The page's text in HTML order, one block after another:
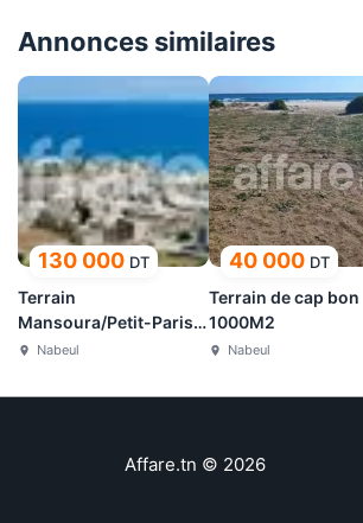
Annonces similaires
130 000 DT
Terrain
Mansoura/Petit-Paris
kelibia
Nabeul
40 000 DT
Terrain de cap bon
1000M2
Nabeul
Affare.tn © 2026